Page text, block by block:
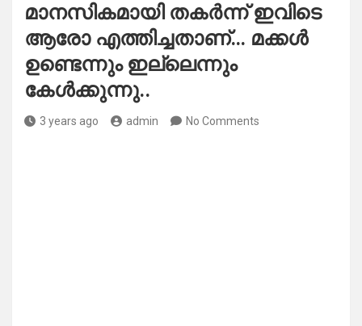
മാനസികമായി തകർന്ന് ഇവിടെ
ആരോ എത്തിച്ചതാണ്… മക്കൾ
ഉണ്ടെന്നും ഇല്ലെന്നും
കേൾക്കുന്നു..
3 years ago admin No Comments